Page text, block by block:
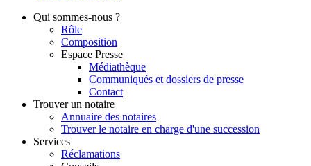
Qui sommes-nous ?
Rôle
Composition
Espace Presse
Médiathèque
Communiqués et dossiers de presse
Contact
Trouver un notaire
Annuaire des notaires
Trouver le notaire en charge d'une succession
Services
Réclamations